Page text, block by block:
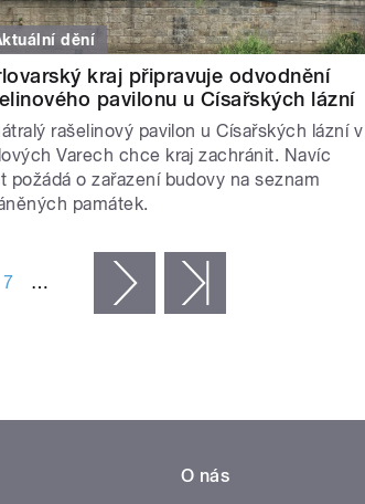
dění
kraj připravuje odvodnění
pavilonu u Císařských lázní
rašelinový pavilon u Císařských lázní v
Varech chce kraj zachránit. Navíc
požádá o zařazení budovy na seznam
památek.
7 … následující ›
O nás